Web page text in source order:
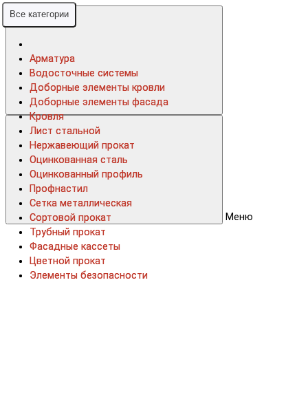
Меню
Все категории
Арматура
Водосточные системы
Доборные элементы кровли
Доборные элементы фасада
Кровля
Лист стальной
Нержавеющий прокат
Оцинкованная сталь
Оцинкованный профиль
Профнастил
Сетка металлическая
Сортовой прокат
Трубный прокат
Фасадные кассеты
Цветной прокат
Элементы безопасности
Все категории
Арматура
Водосточные системы
Доборные элементы кровли
Доборные элементы фасада
Кровля
Лист стальной
Нержавеющий прокат
Оцинкованная сталь
Оцинкованный профиль
Профнастил
Сетка металлическая
Сортовой прокат
Трубный прокат
Фасадные кассеты
Цветной прокат
Элементы безопасности